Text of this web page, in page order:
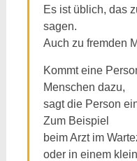
Es ist üblich, das
sagen.
Auch zu fremden
Kommt eine
Menschen dazu,
sagt die Person
Zum Beispiel
beim Arzt im
oder in einem